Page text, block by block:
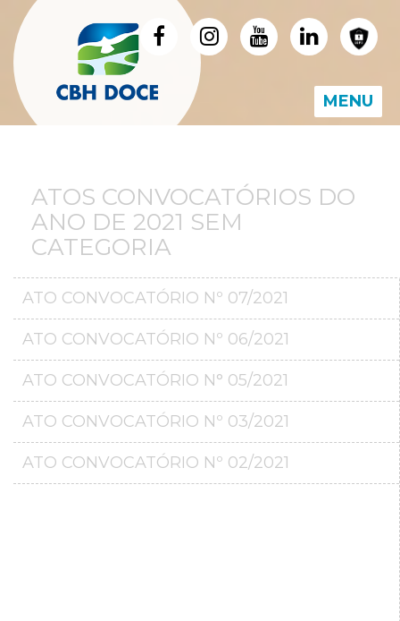
MENU
ATOS CONVOCATÓRIOS DO
ANO DE 2021 SEM
CATEGORIA
ATO CONVOCATÓRIO Nº 07/2021
ATO CONVOCATÓRIO Nº 06/2021
ATO CONVOCATÓRIO N° 05/2021
ATO CONVOCATÓRIO Nº 03/2021
ATO CONVOCATÓRIO Nº 02/2021